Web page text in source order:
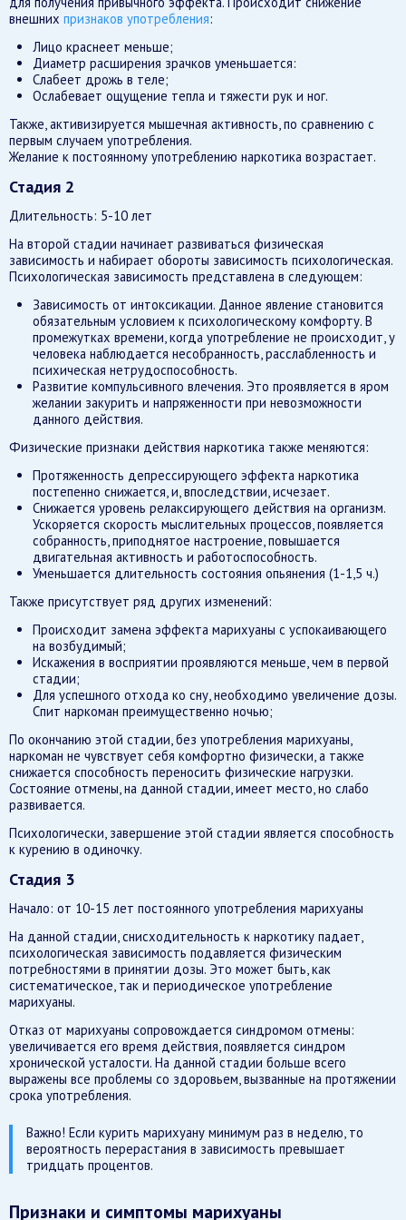
внешних признаков употребления:
Лицо краснеет меньше;
Диаметр расширения зрачков уменьшается:
Слабеет дрожь в теле;
Ослабевает ощущение тепла и тяжести рук и ног.
Также, активизируется мышечная активность, по сравнению с
первым случаем употребления.
Желание к постоянному употреблению наркотика возрастает.
Стадия 2
Длительность: 5-10 лет
На второй стадии начинает развиваться физическая
зависимость и набирает обороты зависимость психологическая.
Психологическая зависимость представлена в следующем:
Зависимость от интоксикации. Данное явление становится
обязательным условием к психологическому комфорту. В
промежутках времени, когда употребление не происходит, у
человека наблюдается несобранность, расслабленность и
психическая нетрудоспособность.
Развитие компульсивного влечения. Это проявляется в яром
желании закурить и напряженности при невозможности
данного действия.
Физические признаки действия наркотика также меняются:
Протяженность депрессирующего эффекта наркотика
постепенно снижается, и, впоследствии, исчезает.
Снижается уровень релаксирующего действия на организм.
Ускоряется скорость мыслительных процессов, появляется
собранность, приподнятое настроение, повышается
двигательная активность и работоспособность.
Уменьшается длительность состояния опьянения (1-1,5 ч.)
Также присутствует ряд других изменений:
Происходит замена эффекта марихуаны с успокаивающего
на возбудимый;
Искажения в восприятии проявляются меньше, чем в первой
стадии;
Для успешного отхода ко сну, необходимо увеличение дозы.
Спит наркоман преимущественно ночью;
По окончанию этой стадии, без употребления марихуаны,
наркоман не чувствует себя комфортно физически, а также
снижается способность переносить физические нагрузки.
Состояние отмены, на данной стадии, имеет место, но слабо
развивается.
Психологически, завершение этой стадии является способность
к курению в одиночку.
Стадия 3
Начало: от 10-15 лет постоянного употребления марихуаны
На данной стадии, снисходительность к наркотику падает,
психологическая зависимость подавляется физическим
потребностями в принятии дозы. Это может быть, как
систематическое, так и периодическое употребление
марихуаны.
Отказ от марихуаны сопровождается синдромом отмены:
увеличивается его время действия, появляется синдром
хронической усталости. На данной стадии больше всего
выражены все проблемы со здоровьем, вызванные на протяжении
срока употребления.
Важно! Если курить марихуану минимум раз в неделю, то
вероятность перерастания в зависимость превышает
тридцать процентов.
Признаки и симптомы марихуаны